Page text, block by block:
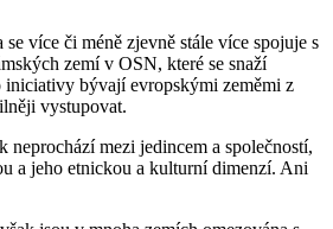
více či méně zjevně stále více spojuje s
zemí v OSN, které se snaží
iniciativy bývají evropskými zeměmi z
vystupovat.
mezi jedincem a společností,
a jeho etnickou a kulturní dimenzí. Ani